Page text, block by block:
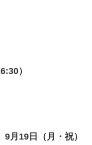
）
月19日（月・祝）